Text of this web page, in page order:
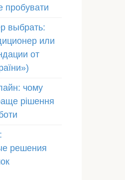
пробувати
выбрать:
или
от
чому
рішення
решения